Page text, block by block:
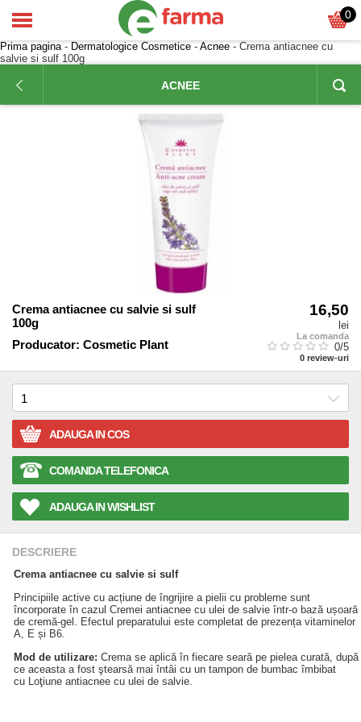
0
Prima pagina- Dermatologice Cosmetice - Acnee - Crema antiacnee cu
salvie si sulf 100g
ACNEE
Crema antiacnee cu salvie si sulf
100g
Producator: Cosmetic Plant
16,50
lei
La comanda
0/5
0 review-uri
ADAUGA IN COS
COMANDA TELEFONICA
ADAUGA IN WISHLIST
DESCRIERE
Crema antiacnee cu salvie si sulf
Principiile active cu acțiune de îngrijire a pielii cu probleme sunt
încorporate în cazul Cremei antiacnee cu ulei de salvie într-o bază ușoară
de cremă-gel. Efectul preparatului este completat de prezența vitaminelor
A, E și B6.
Mod de utilizare: Crema se aplică în fiecare seară pe pielea curată, după
ce aceasta a fost ştearsă mai întâi cu un tampon de bumbac îmbibat
cu Loţiune antiacnee cu ulei de salvie.